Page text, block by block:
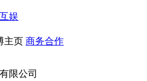
娱
主页 商务合作
限公司